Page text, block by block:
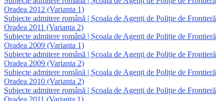
Oradea 2012 (Varianta 1)
Subiecte admitere română | Școala de Agenți de Poliție de Frontieră
Oradea 2011 (Varianta 2)
Subiecte admitere română | Școala de Agenți de Poliție de Frontieră
Oradea 2009 (Varianta 1)
Subiecte admitere română | Școala de Agenți de Poliție de Frontieră
Oradea 2009 (Varianta 2)
Subiecte admitere română | Școala de Agenți de Poliție de Frontieră
Oradea 2010 (Varianta 2)
Subiecte admitere română | Școala de Agenți de Poliție de Frontieră
Oradea 2011 (Varianta 1)